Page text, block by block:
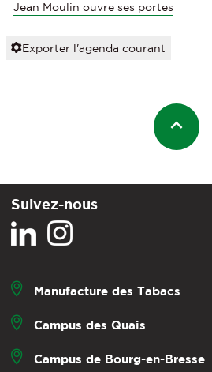
Jean Moulin ouvre ses portes
Exporter l'agenda courant
Suivez-nous
Manufacture des Tabacs
Campus des Quais
Campus de Bourg-en-Bresse